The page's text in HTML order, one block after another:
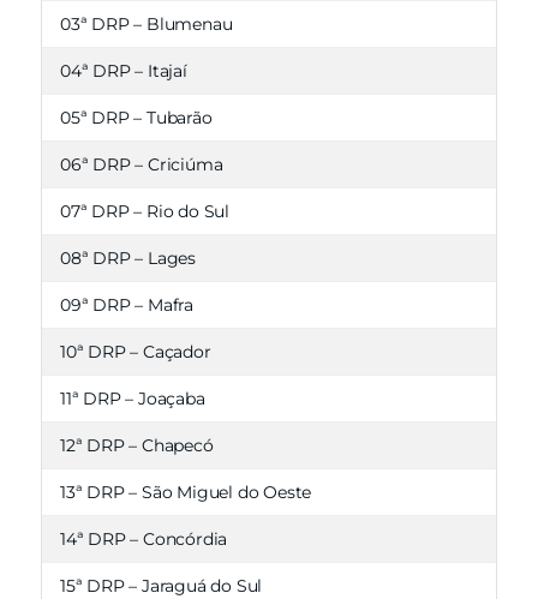
03ª DRP – Blumenau
04ª DRP – Itajaí
05ª DRP – Tubarão
06ª DRP – Criciúma
07ª DRP – Rio do Sul
08ª DRP – Lages
09ª DRP – Mafra
10ª DRP – Caçador
11ª DRP – Joaçaba
12ª DRP – Chapecó
13ª DRP – São Miguel do Oeste
14ª DRP – Concórdia
15ª DRP – Jaraguá do Sul